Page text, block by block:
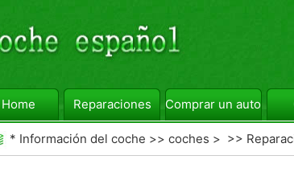
Home Reparaciones Comprar un automóvil
* Información del coche >> coches > >>